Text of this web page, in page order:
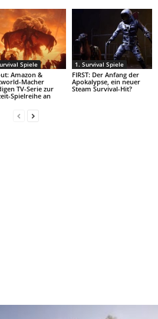
Spiele
Amazon &
Macher
TV-Serie zur
Spielreihe an
1. Survival Spiele
FIRST: Der Anfang der
Apokalypse, ein neuer
Steam Survival-Hit?